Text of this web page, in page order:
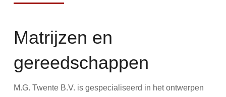
Matrijzen en
gereedschappen
M.G. Twente B.V. is gespecialiseerd in het ontwerpen